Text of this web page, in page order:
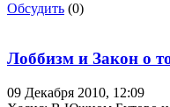
Обсудить (0)
Лоббизм и Закон о
09 Декабря 2010, 12:09